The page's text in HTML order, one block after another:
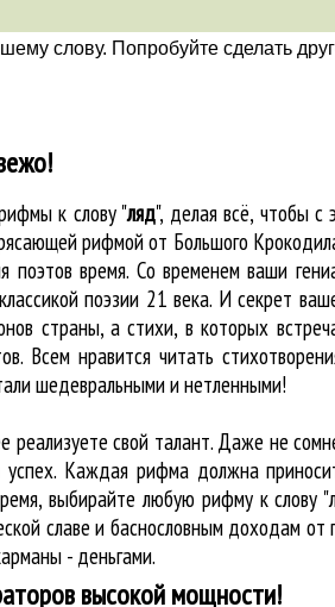
слову. Попробуйте сделать
к слову "ляд", делая всё, чтобы
рифмой от Большого
время. Со временем ваши
поэзии 21 века. И секрет
страны, а стихи, в которых
Всем нравится читать
шедевральными и нетленными!
свой талант. Даже не
успех. Каждая рифма должна
выбирайте любую рифму к слову
славе и баснословным доходам
- деньгами.
высокой мощности!